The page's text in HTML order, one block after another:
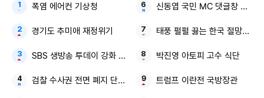
폭염 에어컨 기상청
경기도 추미애 재정위기
SBS 생방송 투데이 강화 맛집
검찰 수사권 전면 폐지 단계적 시행
신동엽 국민 MC 댓글창 박살
태풍 펄펄 끓는 한국 절망적인
박진영 아토피 고수 식단
트럼프 이란전 국방장관